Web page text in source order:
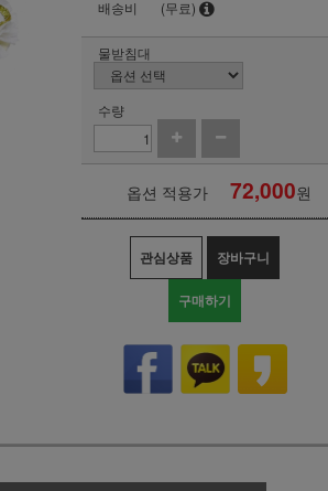
배송비
(무료)
물받침대
수량
옵션 적용가 72,000원
관심상품 장바구니
구매하기